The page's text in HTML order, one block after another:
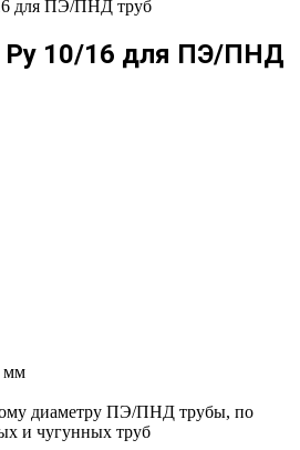
для ПЭ/ПНД труб
10/16 для ПЭ/ПНД
мм
диаметру ПЭ/ПНД трубы, по
и чугунных труб